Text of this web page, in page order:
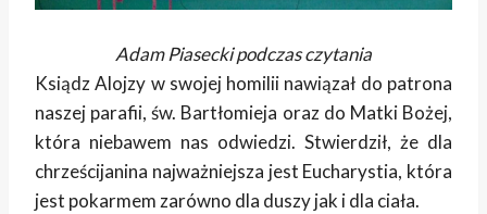
Adam Piasecki podczas czytania
Ksiądz Alojzy w swojej homilii nawiązał do patrona
naszej parafii, św. Bartłomieja oraz do Matki Bożej,
która niebawem nas odwiedzi. Stwierdził, że dla
chrześcijanina najważniejsza jest Eucharystia, która
jest pokarmem zarówno dla duszy jak i dla ciała.